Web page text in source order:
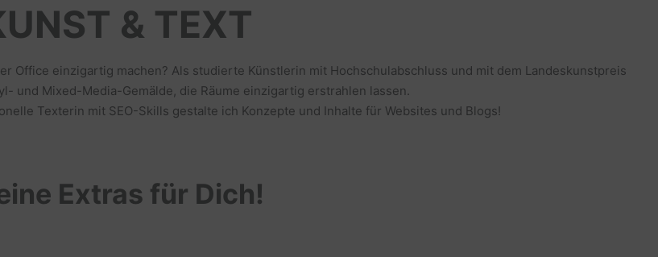
& TEXT
Office einzigartig machen? Als studierte Künstlerin mit Hochschulabschluss und mit dem Landeskunstpreis
und Mixed-Media-Gemälde, die Räume einzigartig erstrahlen lassen.
Texterin mit SEO-Skills gestalte ich Konzepte und Inhalte für Websites und Blogs!
Extras für Dich!